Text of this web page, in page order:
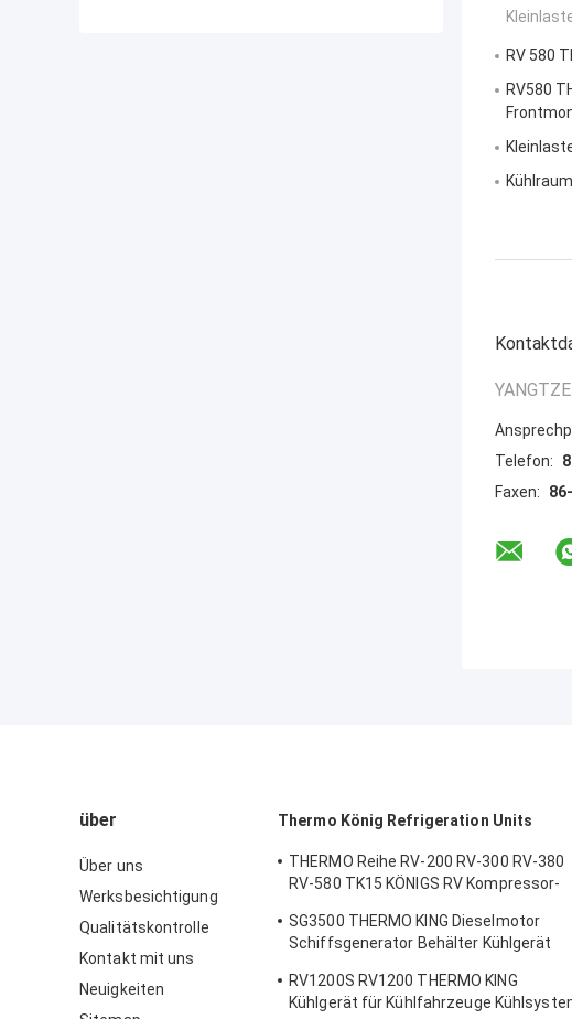
RV 580
RV580
Telefon:
Faxen:
über
Über uns
Werksbesichtigung
Qualitätskontrolle
Kontakt mit uns
Neuigkeiten
Thermo König Refrigeration Units
THERMO Reihe RV-200 RV-300 RV-380
RV-580 TK15 KÖNIGS RV Kompressor-
SG3500 THERMO KING Dieselmotor
Schiffsgenerator Behälter Kühlgerät
Kraftstoffeffizienz in China Fabrik
hergestellt
RV1200S RV1200 THERMO KING
Kühlgerät für Kühlfahrzeuge